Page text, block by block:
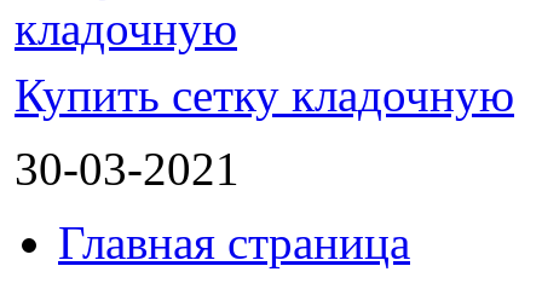
Купить сетку кладочную
30-03-2021
Главная страница